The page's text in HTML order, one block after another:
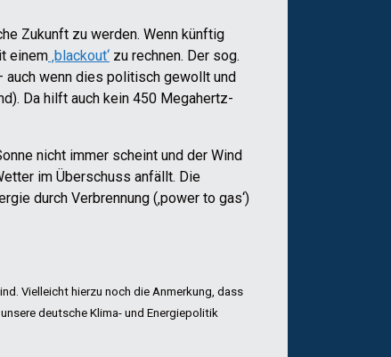
Zukunft zu werden. Wenn künftig
einem ‚blackout‘ zu rechnen. Der sog.
auch wenn dies politisch gewollt und
Da hilft auch kein 450 Megahertz-
nicht immer scheint und der Wind
im Überschuss anfällt. Die
durch Verbrennung (‚power to gas‘)
Vielleicht hierzu noch die Anmerkung, dass
deutsche Klima- und Energiepolitik